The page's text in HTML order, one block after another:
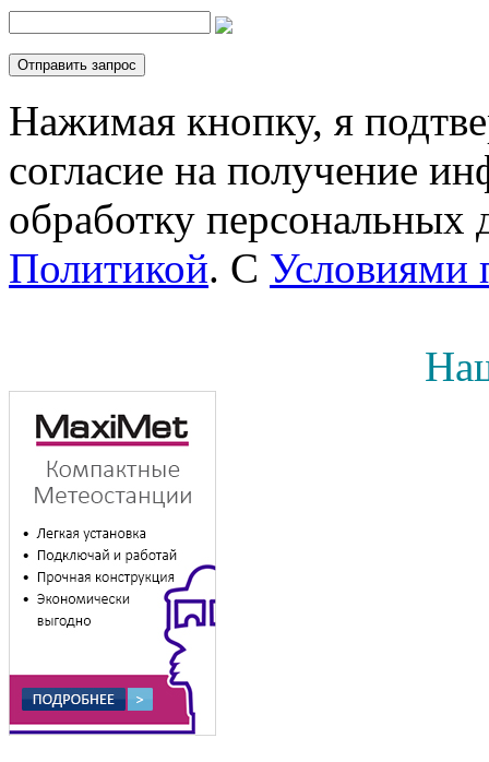
Нажимая кнопку, я
согласие на получение
обработку персональных
Политикой. С Условиями